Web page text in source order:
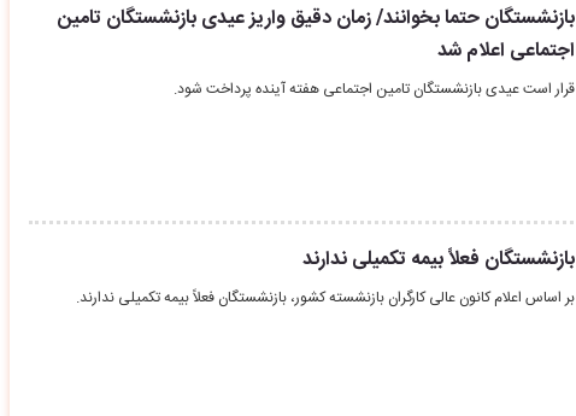
بازنشستگان حتما بخوانند/ زمان دقیق واریز عیدی بازنشستگان تامین
اجتماعی اعلام شد
قرار است عیدی بازنشستگان تامین اجتماعی هفته آینده پرداخت شود.
بازنشستگان فعلاً بیمه تکمیلی ندارند
بر اساس اعلام کانون عالی کارگران بازنشسته کشور، بازنشستگان فعلاً بیمه تکمیلی ندارند.